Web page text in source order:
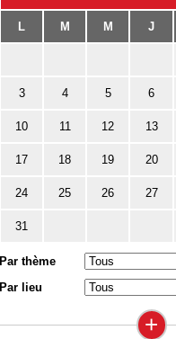
L M M J
3 4 5 6
10 11 12 13
17 18 19 20
24 25 26 27
31
Par thème
Par lieu
+